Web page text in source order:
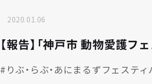
2020.01.06
【報告】「神戸市 動物愛護フ
#りぶ・らぶ・あにまるずフェスティ